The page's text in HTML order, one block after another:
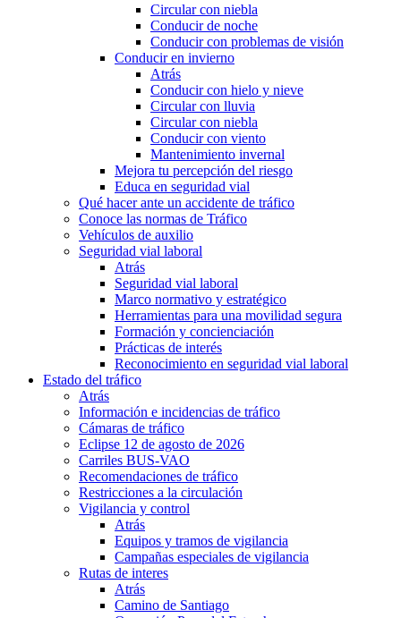
Circular con niebla
Conducir de noche
Conducir con problemas de visión
Conducir en invierno
Atrás
Conducir con hielo y nieve
Circular con lluvia
Circular con niebla
Conducir con viento
Mantenimiento invernal
Mejora tu percepción del riesgo
Educa en seguridad vial
Qué hacer ante un accidente de tráfico
Conoce las normas de Tráfico
Vehículos de auxilio
Seguridad vial laboral
Atrás
Seguridad vial laboral
Marco normativo y estratégico
Herramientas para una movilidad segura
Formación y concienciación
Prácticas de interés
Reconocimiento en seguridad vial laboral
Estado del tráfico
Atrás
Información e incidencias de tráfico
Cámaras de tráfico
Eclipse 12 de agosto de 2026
Carriles BUS-VAO
Recomendaciones de tráfico
Restricciones a la circulación
Vigilancia y control
Atrás
Equipos y tramos de vigilancia
Campañas especiales de vigilancia
Rutas de interes
Atrás
Camino de Santiago